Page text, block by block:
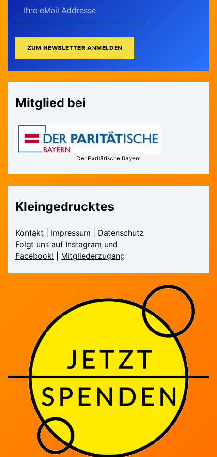
Mitglied bei
Der Paritätische Bayern
Kleingedrucktes
Kontakt Impressum
Daten­schutz
Folgt uns auf Instagram und
Facebook!
Mitglieder­zugang